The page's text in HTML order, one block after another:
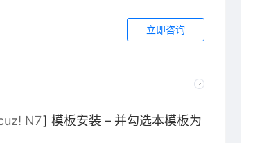
立即咨询
N7] 模板安装 – 并勾选本模板为